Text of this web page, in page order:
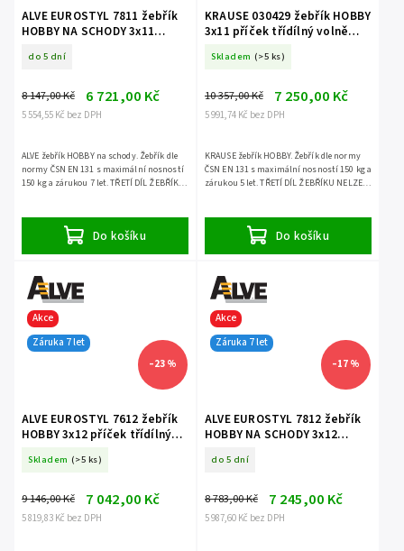
ALVE EUROSTYL 7811 žebřík
HOBBY NA SCHODY 3x11
do 5 dní
5 554,55 Kč bez DPH
8 147,00 Kč 6 721,00 Kč
Do košíku
ALVE žebřík HOBBY na schody. Žebřík dle
normy ČSN EN 131 s maximální nosností
150 kg a zárukou 7 let. TŘETÍ DÍL ŽEBŘÍKU
KRAUSE 030429 žebřík HOBBY
3x11 příček třídílný volně
Skladem (>5 ks)
5 991,74 Kč bez DPH
10 357,00 Kč 7 250,00 Kč
Do košíku
KRAUSE žebřík HOBBY. Žebřík dle normy
ČSN EN 131 s maximální nosností 150 kg a
zárukou 5 let. TŘETÍ DÍL ŽEBŘÍKU NELZE
Akce
Záruka 7 let
–23 %
ALVE EUROSTYL 7612 žebřík
HOBBY 3x12 příček třídílný
Skladem (>5 ks)
5 819,83 Kč bez DPH
9 146,00 Kč 7 042,00 Kč
Akce
Záruka 7 let
–17 %
ALVE EUROSTYL 7812 žebřík
HOBBY NA SCHODY 3x12
do 5 dní
5 987,60 Kč bez DPH
8 783,00 Kč 7 245,00 Kč